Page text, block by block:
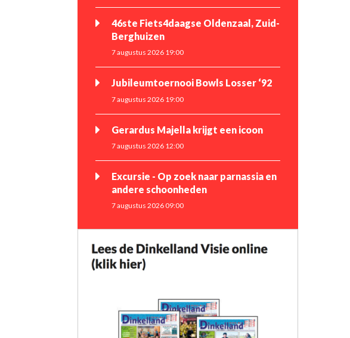
46ste Fiets4daagse Oldenzaal, Zuid-
Berghuizen
7 augustus 2026 19:00
Jubileumtoernooi Bowls Losser ‘92
7 augustus 2026 19:00
Gerardus Majella krijgt een icoon
7 augustus 2026 12:00
Excursie - Op zoek naar parnassia en
andere schoonheden
7 augustus 2026 09:00